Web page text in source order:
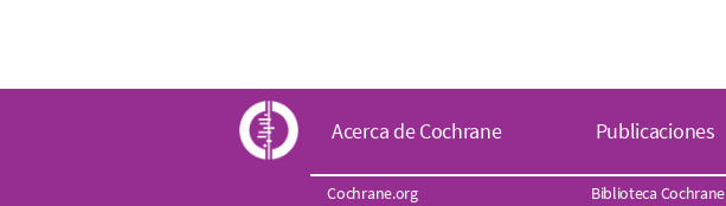
C
o
Acerca de Cochrane
Cochrane.org
Publicaciones
Biblioteca Cochrane